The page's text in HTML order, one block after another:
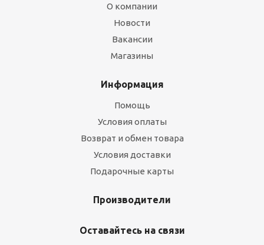
О компании
Новости
Вакансии
Магазины
Информация
Помощь
Условия оплаты
Возврат и обмен товара
Условия доставки
Подарочные карты
Производители
Оставайтесь на связи